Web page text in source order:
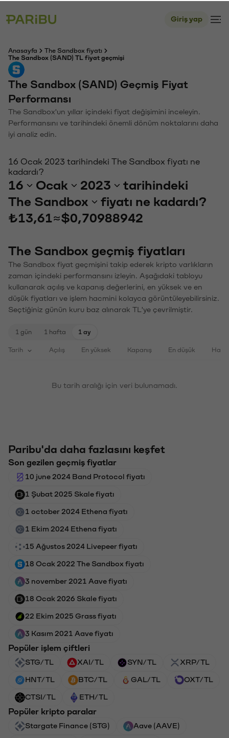
Giriş yap
Anasayfa
The Sandbox fiyatı
The Sandbox (SAND) TL fiyat geçmişi
The Sandbox (SAND) Geçmiş Fiyat
Performansı
The Sandbox'un yıllar içindeki fiyat değişimini inceleyin.
Performansını ve tarihindeki önemli dönüm noktalarını daha
iyi analiz edin.
16 Ocak 2023 tarihindeki The Sandbox fiyatı ne
kadardı?
16 Ocak 2023
tarihindeki
The Sandbox
fiyatı ne kadardı?
₺13,61 ≈$0,70988942
The Sandbox geçmiş fiyatları
The Sandbox fiyat geçmişini takip ederek kripto varlıkların
zaman içindeki performansını izleyin. Aşağıdaki tabloyu
kullanarak açılış ve kapanış değerlerini, en yüksek ve en
düşük fiyatları ve işlem hacmini kolayca görüntüleyebilirsiniz.
Seçtiğiniz günün kuru baz alınarak TL'ye çevrilmiştir.
1 gün 1 hafta 1 ay
Tarih Açılış En yüksek Kapanış En düşük
Bu tarih aralığı için veri bulunamadı.
Paribu'da daha fazlasını keşfet
Son gezilen geçmiş fiyatlar
10 june 2024 Band Protocol fiyatı
1 Şubat 2025 Skale fiyatı
1 october 2024 Ethena fiyatı
1 Ekim 2024 Ethena fiyatı
15 Ağustos 2024 Livepeer fiyatı
18 Ocak 2022 The Sandbox fiyatı
3 november 2021 Aave fiyatı
18 Ocak 2026 Skale fiyatı
22 Ekim 2025 Grass fiyatı
3 Kasım 2021 Aave fiyatı
Popüler işlem çiftleri
STG/TL XAI/TL SYN/TL XRP/TL
HNT/TL BTC/TL GAL/TL OXT/TL
CTSI/TL ETH/TL
Popüler kripto paralar
Stargate Finance (STG) Aave (AAVE)